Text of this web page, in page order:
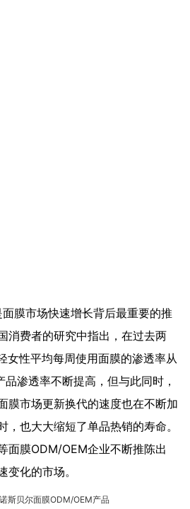
膜市场快速增长背后最重要的推
消费者的研究中指出，在过去两
性平均每周使用面膜的渗透率从
品渗透率不断提高，但与此同时，
膜市场更新换代的速度也在不断加
，也大大缩短了单品热销的寿命。
面膜ODM/OEM企业不断推陈出
变化的市场。